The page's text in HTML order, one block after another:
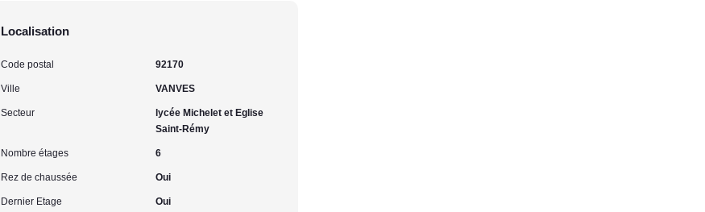
Localisation
Code postal 92170
Ville VANVES
Secteur
lycée Michelet et Eglise
Saint-Rémy
Nombre étages 6
Rez de chaussée Oui
Dernier Etage Oui